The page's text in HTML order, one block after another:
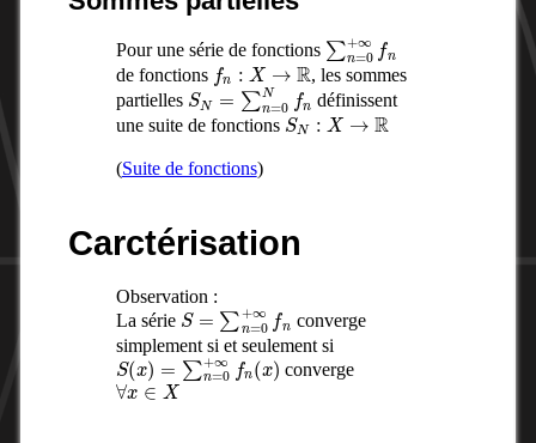
Pour une série de fonctions ∑n=0 +∞
de fonctions fn:X →R
, les sommes
partielles SN =∑ n=0N n
définissent
une suite de fonctions SN: X→R
(Suite de fonctions)
Carctérisation
Observation :
La série S=∑n=0+∞ f
converge
simplement si et seulement si
S(x)=∑n=0+∞fn(x)converge
∀x∈ X